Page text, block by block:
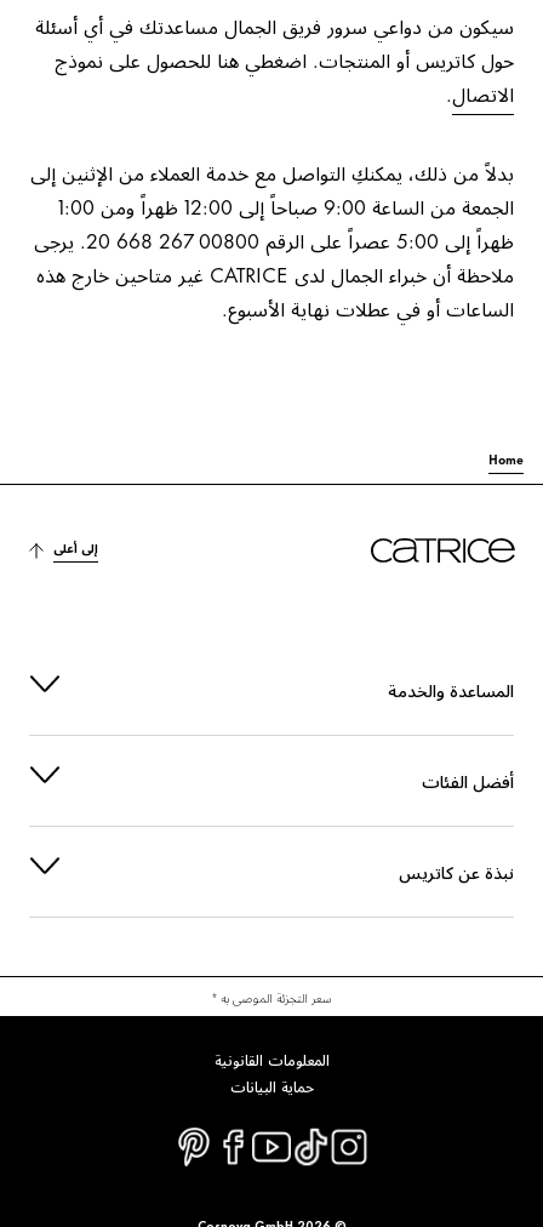
سيكون من دواعي سرور فريق الجمال مساعدتك في أي أسئلة
حول كاتريس أو المنتجات. اضغطي هنا للحصول على نموذج
الاتصال.
بدلاً من ذلك، يمكنكِ التواصل مع خدمة العملاء من الإثنين إلى
الجمعة من الساعة 9:00 صباحاً إلى 12:00 ظهراً ومن 1:00
ظهراً إلى 5:00 عصراً على الرقم 00800 267 668 20. يرجى
ملاحظة أن خبراء الجمال لدى CATRICE غير متاحين خارج هذه
الساعات أو في عطلات نهاية الأسبوع.
Home
إلى أعلى
المساعدة والخدمة
أفضل الفئات
نبذة عن كاتريس
سعر التجزئة الموصى به *
المعلومات القانونية
حماية البيانات